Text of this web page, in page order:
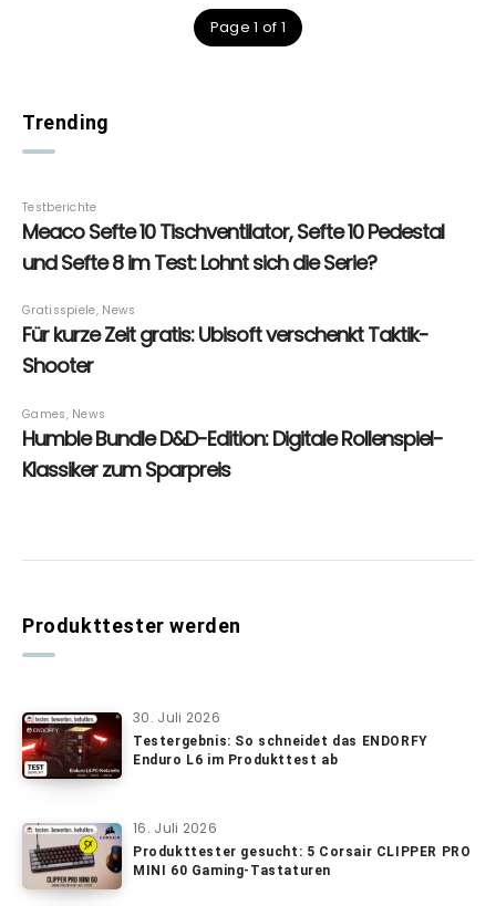
Page 1 of 1
Trending
Produkttester werden
30. Juli 2026
Testergebnis: So schneidet das ENDORFY
Enduro L6 im Produkttest ab
16. Juli 2026
Produkttester gesucht: 5 Corsair CLIPPER PRO
MINI 60 Gaming-Tastaturen